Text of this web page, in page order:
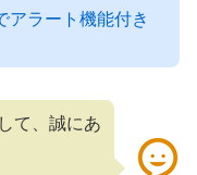
アラート機能付き
て、誠にあ